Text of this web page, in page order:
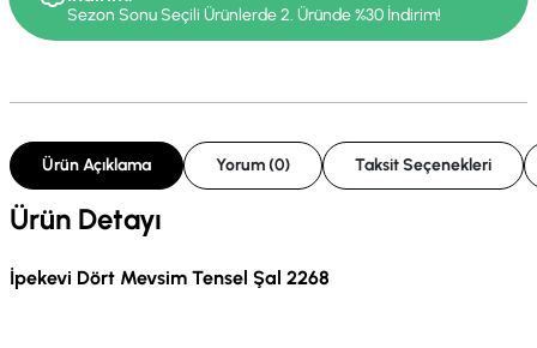
Sezon Sonu Seçili Ürünlerde 2. Üründe %30 İndirim!
Ürün Açıklama Yorum (0) Taksit Seçenekleri
Ürün Detayı
İpekevi Dört Mevsim Tensel Şal 2268